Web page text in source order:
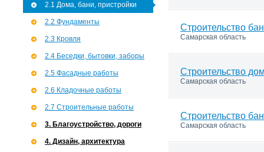
2.1 Дома, бани, пристройки
2.2 Фундаменты
2.3 Кровля
2.4 Беседки, бытовки, заборы
2.5 Фасадные работы
2.6 Кладочные работы
2.7 Строительные работы
3. Благоустройство, дороги
4. Дизайн, архитектура
Строительство
Самарская область
Строительство
Самарская область
Строительство
Самарская область